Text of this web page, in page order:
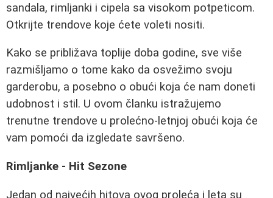
sandala, rimljanki i cipela sa visokom potpeticom.
Otkrijte trendove koje ćete voleti nositi.
Kako se približava toplije doba godine, sve više
razmišljamo o tome kako da osvežimo svoju
garderobu, a posebno o obući koja će nam doneti
udobnost i stil. U ovom članku istražujemo
trenutne trendove u prolećno-letnjoj obući koja će
vam pomoći da izgledate savršeno.
Rimljanke - Hit Sezone
Jedan od najvećih hitova ovog proleća i leta su